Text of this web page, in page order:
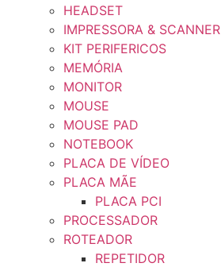
HEADSET
IMPRESSORA & SCANNER
KIT PERIFERICOS
MEMÓRIA
MONITOR
MOUSE
MOUSE PAD
NOTEBOOK
PLACA DE VÍDEO
PLACA MÃE
PLACA PCI
PROCESSADOR
ROTEADOR
REPETIDOR